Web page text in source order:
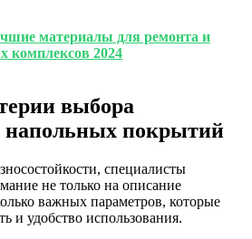
материалы для ремонта и
комплексов 2024
выбора
напольных покрытий
специалисты
не только на описание
важных параметров, которые
и удобство использования.